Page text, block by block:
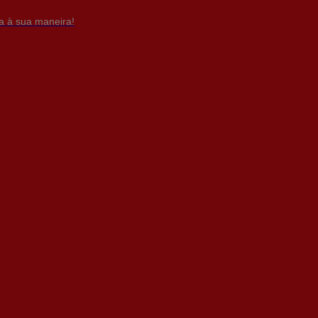
à sua maneira!